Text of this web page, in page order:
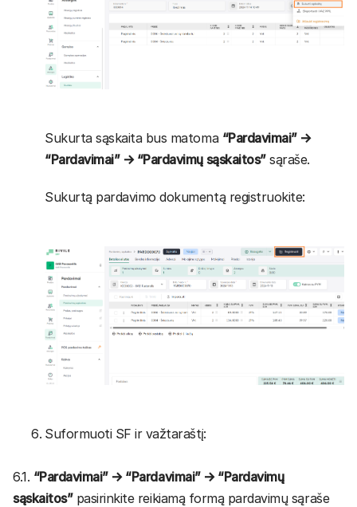
Sukurta sąskaita bus matoma “Pardavimai” →
“Pardavimai” → “Pardavimų sąskaitos”sąraše.
Sukurtą pardavimo dokumentą registruokite:
Suformuoti SF ir važtaraštį:
6.1. “Pardavimai” → “Pardavimai” → “Pardavimų
sąskaitos”pasirinkite reikiamą formą pardavimų sąraše